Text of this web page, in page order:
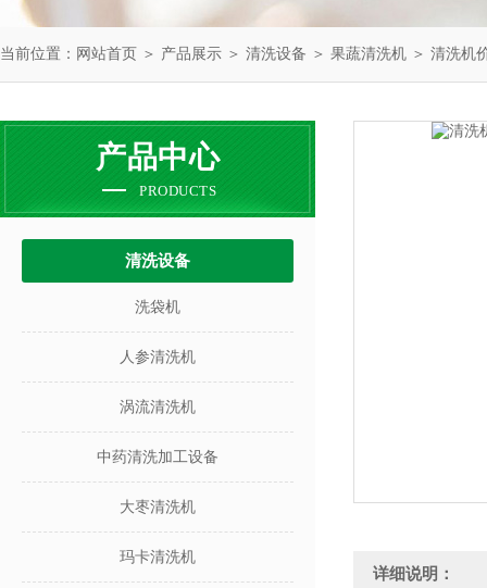
当前位置： 网站首页 ＞ 产品展示 ＞ 清洗设备 ＞ 果蔬清洗机 ＞ 清洗机
产品中心
PRODUCTS
清洗设备
洗袋机
人参清洗机
涡流清洗机
中药清洗加工设备
大枣清洗机
玛卡清洗机
详细说明：